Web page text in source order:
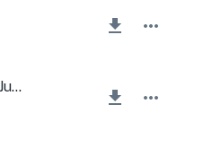
Jugar Jugar Jugar